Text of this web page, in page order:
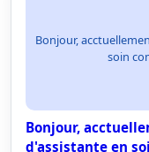
Bonjour,
soin
Bonjour,
d'assistante en